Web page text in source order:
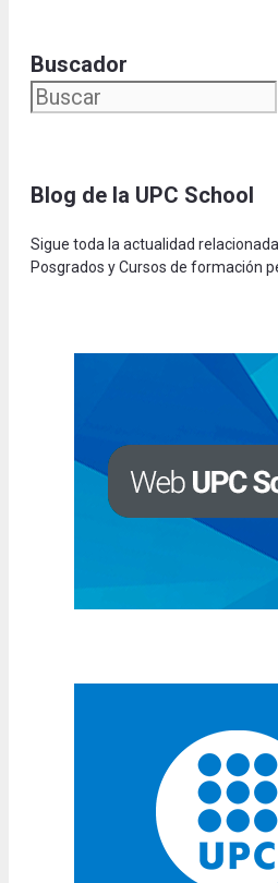
Buscador
Blog de la UPC School
Sigue toda la actualidad
Posgrados y Cursos de formación